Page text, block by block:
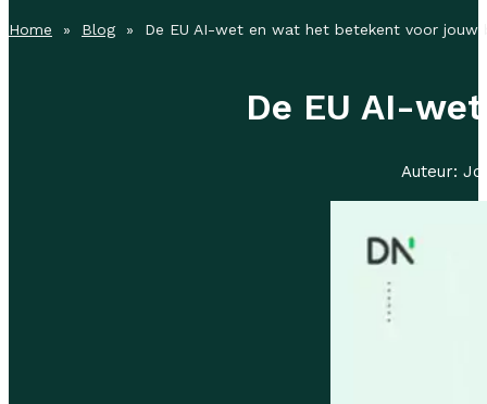
Home » Blog » De EU AI-wet en wat het betekent voor jouw
De EU AI-
Auteur: